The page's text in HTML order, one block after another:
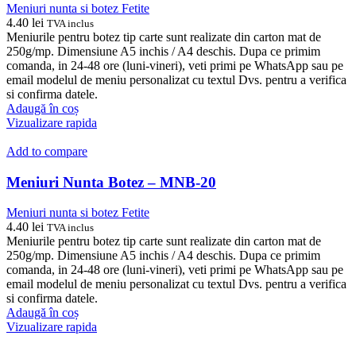
Meniuri nunta si botez Fetite
4.40 lei TVA inclus
Meniurile pentru botez tip carte sunt realizate din carton mat de
250g/mp. Dimensiune A5 inchis / A4 deschis. Dupa ce primim
comanda, in 24-48 ore (luni-vineri), veti primi pe WhatsApp sau pe
email modelul de meniu personalizat cu textul Dvs. pentru a verifica
si confirma datele.
Adaugă în coș
Vizualizare rapida
Add to compare
Meniuri Nunta Botez – MNB-20
Meniuri nunta si botez Fetite
4.40 lei TVA inclus
Meniurile pentru botez tip carte sunt realizate din carton mat de
250g/mp. Dimensiune A5 inchis / A4 deschis. Dupa ce primim
comanda, in 24-48 ore (luni-vineri), veti primi pe WhatsApp sau pe
email modelul de meniu personalizat cu textul Dvs. pentru a verifica
si confirma datele.
Adaugă în coș
Vizualizare rapida